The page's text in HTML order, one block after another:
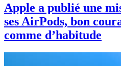
Apple a publié une
ses AirPods, bon
comme d’habitude